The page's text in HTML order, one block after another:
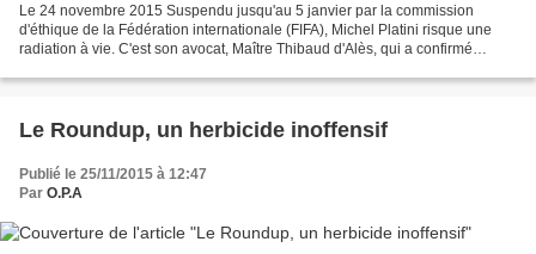
Le 24 novembre 2015 Suspendu jusqu'au 5 janvier par la commission
d'éthique de la Fédération internationale (FIFA), Michel Platini risque une
radiation à vie. C'est son avocat, Maître Thibaud d'Alès, qui a confirmé
Le Roundup, un herbicide inoffensif
Publié le 25/11/2015 à 12:47
Par O.P.A